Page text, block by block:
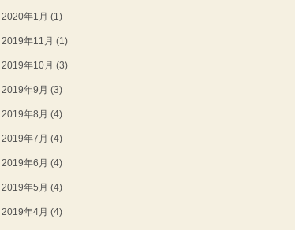
2020年1月 (1)
2019年11月 (1)
2019年10月 (3)
2019年9月 (3)
2019年8月 (4)
2019年7月 (4)
2019年6月 (4)
2019年5月 (4)
2019年4月 (4)